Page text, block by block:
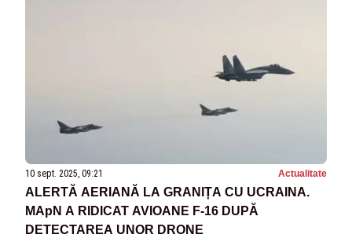
10 sept. 2025, 09:21 Actualitate
ALERTĂ AERIANĂ LA GRANIȚA CU UCRAINA.
MApN A RIDICAT AVIOANE F-16 DUPĂ
DETECTAREA UNOR DRONE